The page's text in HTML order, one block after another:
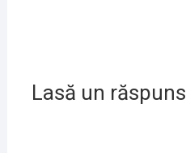
Lasă un răspuns